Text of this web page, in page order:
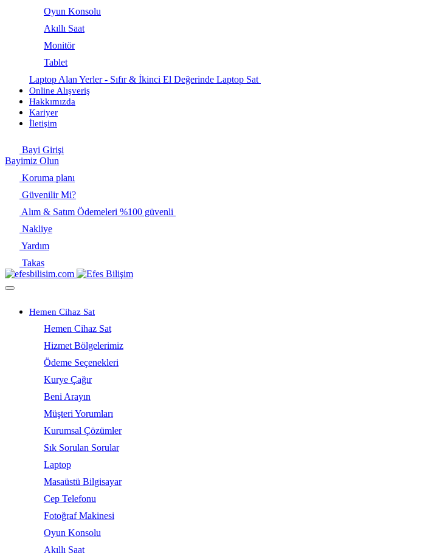
Oyun Konsolu
Akıllı Saat
Monitör
Tablet
Laptop Alan Yerler - Sıfır & İkinci El Değerinde Laptop Sat
Online Alışveriş
Hakkımızda
Kariyer
İletişim
Bayi Girişi
Bayimiz Olun
Koruma planı
Güvenilir Mi?
Alım & Satım Ödemeleri %100 güvenli
Nakliye
Yardım
Takas
Hemen Cihaz Sat
Hemen Cihaz Sat
Hizmet Bölgelerimiz
Ödeme Seçenekleri
Kurye Çağır
Beni Arayın
Müşteri Yorumları
Kurumsal Çözümler
Sık Sorulan Sorular
Laptop
Masaüstü Bilgisayar
Cep Telefonu
Fotoğraf Makinesi
Oyun Konsolu
Akıllı Saat